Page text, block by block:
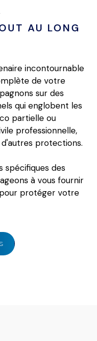
AU LONG
incontournable
de votre
sur des
qui englobent les
partielle ou
professionnelle,
protections.
spécifiques des
à vous fournir
protéger votre